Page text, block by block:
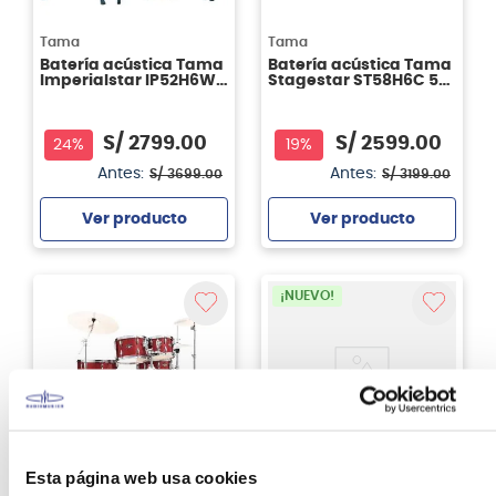
Esta página web usa cookies
Tama
Batería acústica Tama
Imperialstar IP52H6W -
24% S/ 2799.00
Antes: S/ 3699.00
Ver producto
Tama
Batería acústica Tama
Stagestar ST58H6C 5
19% S/ 2599.00
Antes: S/ 3199.00
Ver producto
Tama
¡NUEVO!